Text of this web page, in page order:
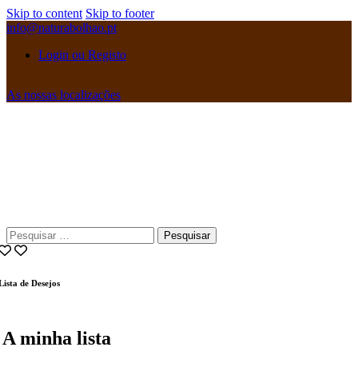
Skip to content Skip to footer
info@naturabolhao.pt
Login ou Registo
As nossas localizações
Pesquisar
por:
de Desejos
A minha lista